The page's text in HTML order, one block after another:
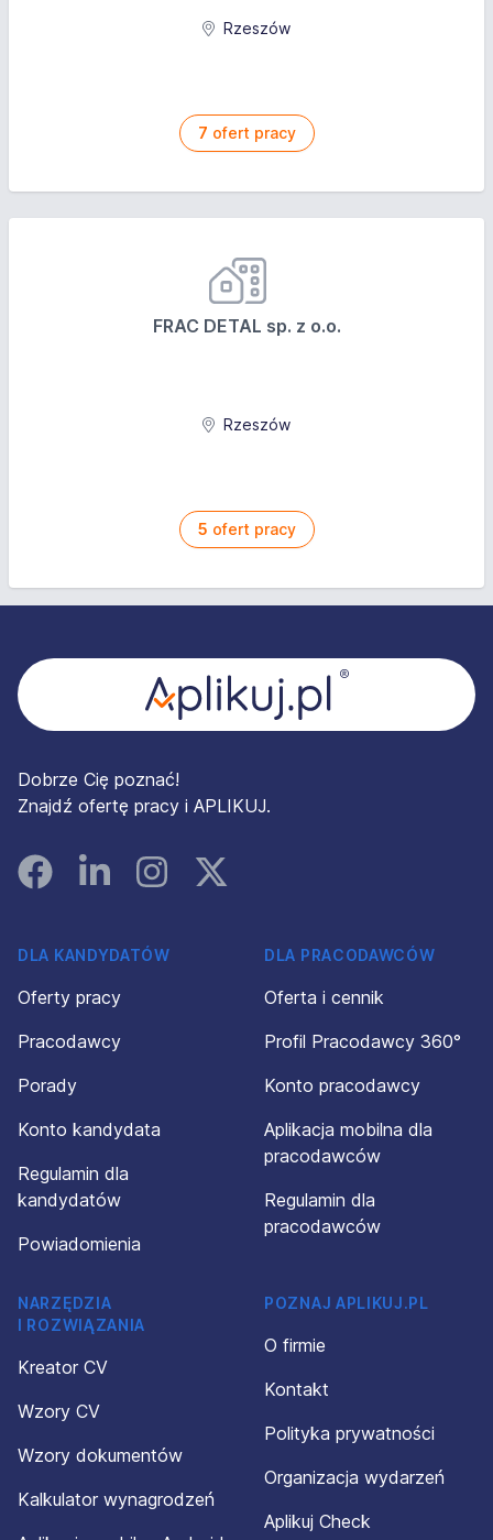
Rzeszów
7 ofert pracy
FRAC DETAL sp. z o.o.
Rzeszów
5 ofert pracy
Dobrze Cię poznać!
Znajdź ofertę pracy i APLIKUJ.
FacebookLinked InInstagramInstagram
DLA KANDYDATÓW
Oferty pracy
Pracodawcy
Porady
Konto kandydata
Regulamin dla
kandydatów
Powiadomienia
DLA PRACODAWCÓW
Oferta i cennik
Profil Pracodawcy 360°
Konto pracodawcy
Aplikacja mobilna dla
pracodawców
Regulamin dla
pracodawców
NARZĘDZIA
I ROZWIĄZANIA
Kreator CV
Wzory CV
Wzory dokumentów
Kalkulator wynagrodzeń
POZNAJ APLIKUJ.PL
O firmie
Kontakt
Polityka prywatności
Organizacja wydarzeń
Aplikuj Check